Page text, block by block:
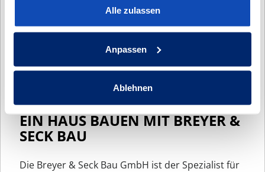
Alle zulassen
Anpassen
Ablehnen
EIN HAUS BAUEN MIT BREYER &
SECK BAU
Die Breyer & Seck Bau GmbH ist der Spezialist für